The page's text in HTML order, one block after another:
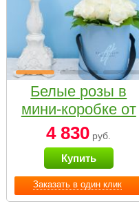
Заказать в один клик
Белые розы в
мини-коробке от
Bella Fiori
4 830 руб.
Купить